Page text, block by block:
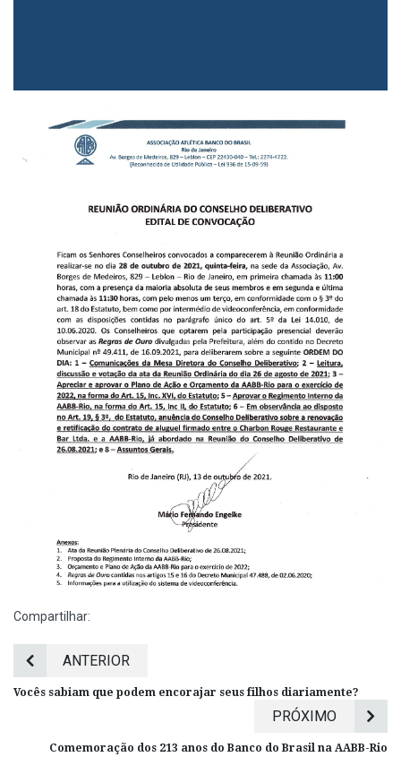
Compartilhar:
ANTERIOR
Vocês sabiam que podem encorajar seus filhos diariamente?
PRÓXIMO
Comemoração dos 213 anos do Banco do Brasil na AABB-Rio